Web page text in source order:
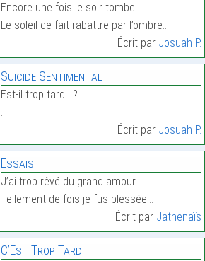
Encore une fois le soir tombe
Le soleil ce fait rabattre par l’ombre…
Écrit par Josuah P.
Suicide Sentimental
Est-il trop tard ! ?
…
Écrit par Josuah P.
Essais
J’ai trop rêvé du grand amour
Tellement de fois je fus blessée…
Écrit par Jathenaïs
C’Est Trop Tard